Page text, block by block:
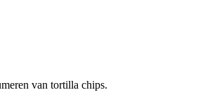
van tortilla chips.